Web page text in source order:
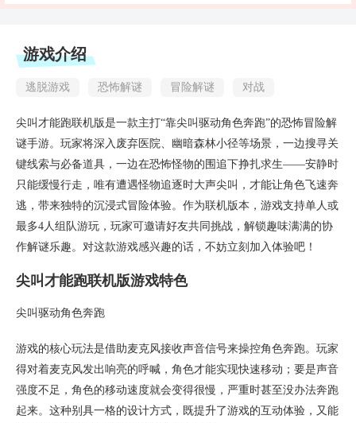
游戏介绍
逃脱游戏 恐怖解谜 冒险解谜 对战
尖叫才能跑联机版是一款主打“靠尖叫驱动角色奔跑”的恐怖冒险解
谜手游。玩家将深入废弃医院、幽暗森林小径等场景，一边搜寻关
键线索与必备道具，一边在恐怖怪物的围追下挣扎求生——安静时
只能缓慢行走，唯有遭遇怪物追逐时大声尖叫，才能让角色飞速奔
逃，带来独特的沉浸式冒险体验。作为联机版本，游戏支持单人或
最多4人组队游玩，玩家可邀请好友共同挑战，解锁趣味满满的协
作解谜乐趣。对这款游戏感兴趣的话，不妨立刻加入体验吧！
尖叫才能跑联机版游戏特色
尖叫驱动角色奔跑
游戏的核心玩法是借助麦克风接收声音信号来操控角色奔跑。玩家
得对着麦克风发出响亮的呼喊，角色才能实现快速移动；要是声音
强度不足，角色的移动速度就会变得很慢，严重时甚至没办法奔跑
起来。这种别具一格的设计方式，既提升了游戏的互动体验，又能